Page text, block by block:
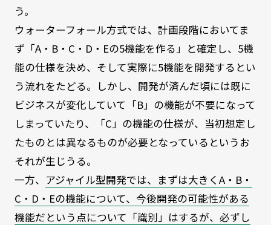
う。
ウォーターフォール方式では、計画段階においてま
ず「A・B・C・D・Eの5機能を作る」と確定し、5機
能の仕様を決め、そして実際に5機能を開発するとい
う流れをたどる。しかし、開発が済んだ頃には既に
ビジネスが変化していて「B」の機能が不要になって
しまっていたり、「C」の機能の仕様が、当初想定し
たものとは異なるものが必要となっているというお
それが生じうる。
一方、 アジャイル型開発では、まずは大きくA・B・
C・D・Eの機能について、今後開発の可能性がある
機能だという点について「識別」はするが、必ずし